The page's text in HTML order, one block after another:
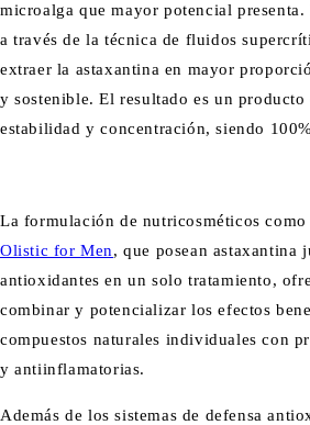
microalga que mayor potencial
a través de la técnica de fluidos
extraer la astaxantina en mayor
y sostenible. El resultado es un
estabilidad y concentración, siendo
La formulación de nutricosméticos
Olistic for Men, que posean astaxantina
antioxidantes en un solo tratamiento,
combinar y potencializar los efectos
compuestos naturales individuales con
y antiinflamatorias.
Además de los sistemas de defensa